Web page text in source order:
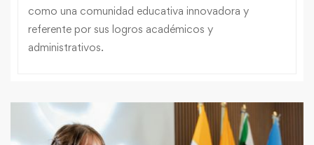
como una comunidad educativa innovadora y
referente por sus logros académicos y
administrativos.